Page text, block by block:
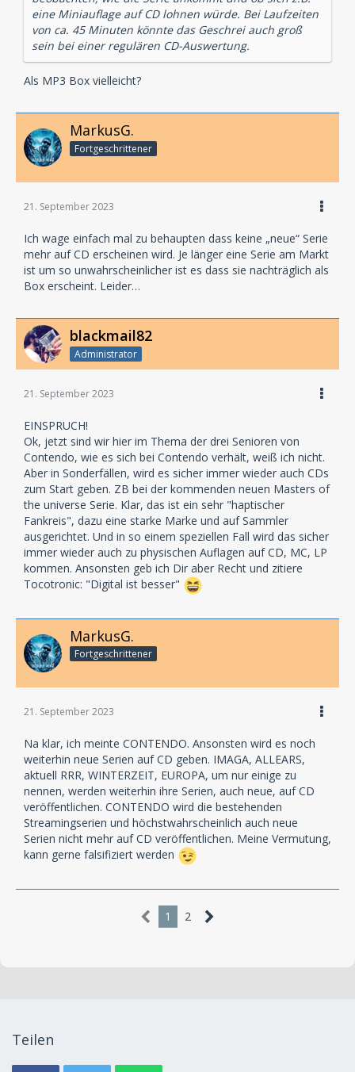
eine Miniauflage auf CD lohnen würde. Bei Laufzeiten
von ca. 45 Minuten könnte das Geschrei auch groß
sein bei einer regulären CD-Auswertung.
Als MP3 Box vielleicht?
MarkusG.
Fortgeschrittener
21. September 2023
Ich wage einfach mal zu behaupten dass keine „neue“ Serie
mehr auf CD erscheinen wird. Je länger eine Serie am Markt
ist um so unwahrscheinlicher ist es dass sie nachträglich als
Box erscheint. Leider…
blackmail82
Administrator
21. September 2023
EINSPRUCH!
Ok, jetzt sind wir hier im Thema der drei Senioren von
Contendo, wie es sich bei Contendo verhält, weiß ich nicht.
Aber in Sonderfällen, wird es sicher immer wieder auch CDs
zum Start geben. ZB bei der kommenden neuen Masters of
the universe Serie. Klar, das ist ein sehr "haptischer
Fankreis", dazu eine starke Marke und auf Sammler
ausgerichtet. Und in so einem speziellen Fall wird das sicher
immer wieder auch zu physischen Auflagen auf CD, MC, LP
kommen. Ansonsten geb ich Dir aber Recht und zitiere
Tocotronic: "Digital ist besser"
MarkusG.
Fortgeschrittener
21. September 2023
Na klar, ich meinte CONTENDO. Ansonsten wird es noch
weiterhin neue Serien auf CD geben. IMAGA, ALLEARS,
aktuell RRR, WINTERZEIT, EUROPA, um nur einige zu
nennen, werden weiterhin ihre Serien, auch neue, auf CD
veröffentlichen. CONTENDO wird die bestehenden
Streamingserien und höchstwahrscheinlich auch neue
Serien nicht mehr auf CD veröffentlichen. Meine Vermutung,
kann gerne falsifiziert werden
1 2
Teilen